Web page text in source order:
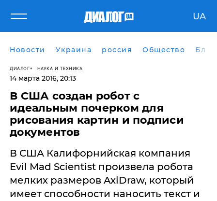
UA
Новости Украина россия Общество
ДИАЛОГ НАУКА И ТЕХНИКА
14 марта 2016, 20:13
​В США создан робот с
идеальным почерком для
рисования картин и подписи
документов
В США Калифорнийская компания
Evil Mad Scientist произвела робота
мелких размеров AxiDraw, который
имеет способности наносить текст и